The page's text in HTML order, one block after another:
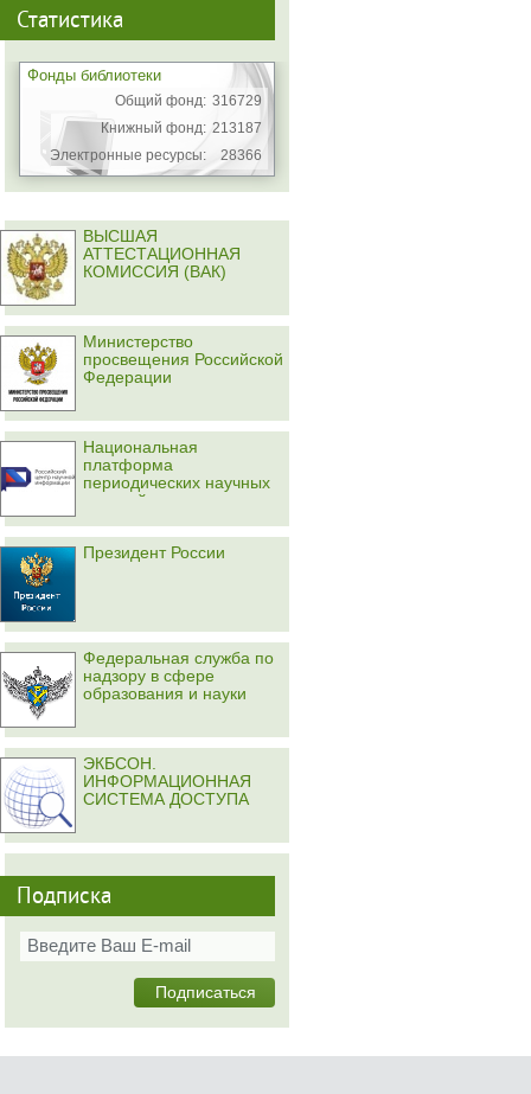
Статистика
Фонды библиотеки
Общий фонд: 316729
Книжный фонд: 213187
Электронные ресурсы:
28366
ВЫСШАЯ
АТТЕСТАЦИОННАЯ
КОМИССИЯ (ВАК)
Министерство
просвещения Российской
Федерации
Национальная
платформа
периодических научных
изданий
Президент России
Федеральная служба по
надзору в сфере
образования и науки
ЭКБСОН.
ИНФОРМАЦИОННАЯ
СИСТЕМА ДОСТУПА
Подписка